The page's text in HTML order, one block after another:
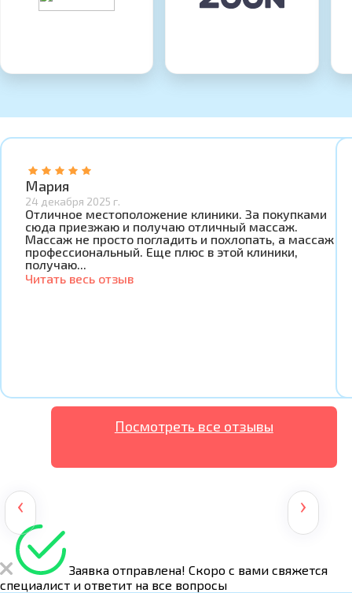
Мария
24 декабря 2025 г.
Отличное местоположение клиники. За покупками
сюда приезжаю и получаю отличный массаж.
Массаж не просто погладить и похлопать, а массаж
профессиональный. Еще плюс в этой клиники,
получаю...
Читать весь отзыв
‹ ›
Посмотреть все отзывы
Заявка отправлена! Скоро с вами свяжется
специалист и ответит на все вопросы